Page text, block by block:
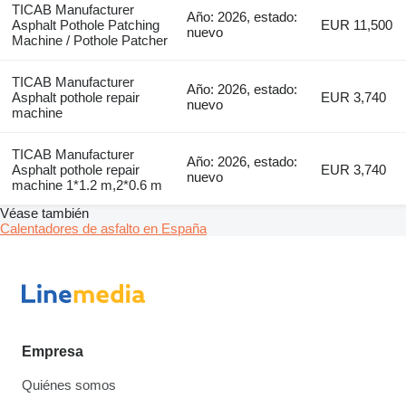
TICAB Manufacturer
Asphalt Pothole Patching
Machine / Pothole Patcher
Año: 2026, estado:
nuevo
EUR 11,500
TICAB Manufacturer
Asphalt pothole repair
machine
Año: 2026, estado:
nuevo
EUR 3,740
TICAB Manufacturer
Asphalt pothole repair
machine 1*1.2 m,2*0.6 m
Año: 2026, estado:
nuevo
EUR 3,740
Véase también
Calentadores de asfalto en España
Empresa
Quiénes somos